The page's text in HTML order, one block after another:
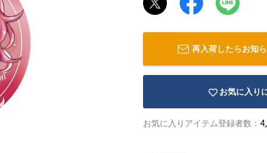
再入荷したらお知
お気に入り
お気に入りアイテム登録者数： 4